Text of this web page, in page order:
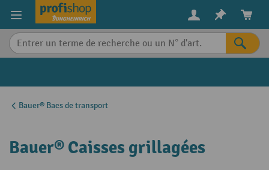
content
Bauer® Bacs de transport
Bauer® Caisses grillagées